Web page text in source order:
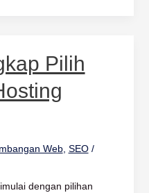
Pilih
Web, SEO/
dengan pilihan